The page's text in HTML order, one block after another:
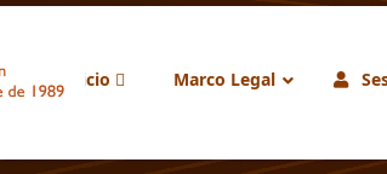
Inicio Marco Legal